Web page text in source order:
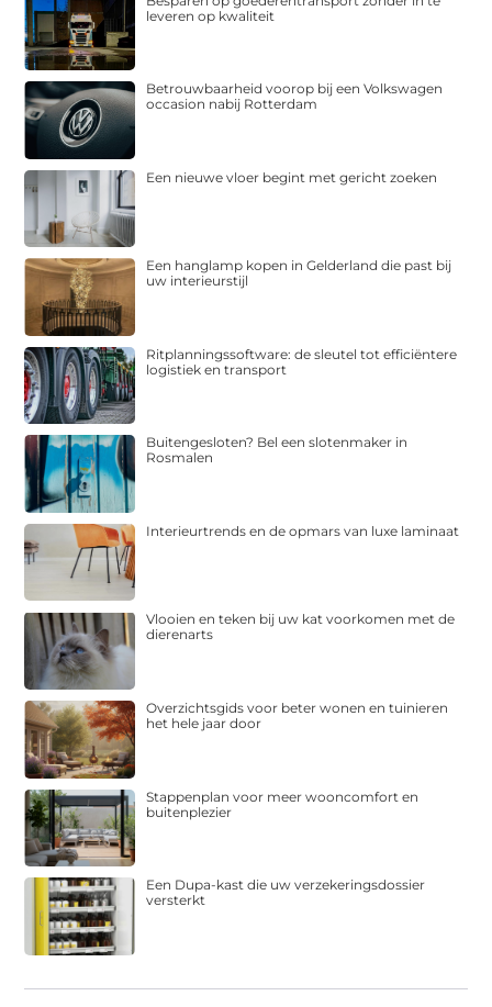
leveren op kwaliteit
Betrouwbaarheid voorop bij een Volkswagen
occasion nabij Rotterdam
Een nieuwe vloer begint met gericht zoeken
Een hanglamp kopen in Gelderland die past bij
uw interieurstijl
Ritplanningssoftware: de sleutel tot efficiëntere
logistiek en transport
Buitengesloten? Bel een slotenmaker in
Rosmalen
Interieurtrends en de opmars van luxe laminaat
Vlooien en teken bij uw kat voorkomen met de
dierenarts
Overzichtsgids voor beter wonen en tuinieren
het hele jaar door
Stappenplan voor meer wooncomfort en
buitenplezier
Een Dupa-kast die uw verzekeringsdossier
versterkt